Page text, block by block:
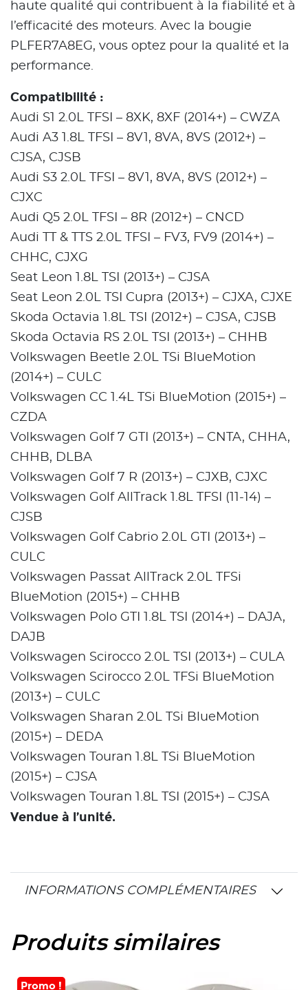
haute qualité qui contribuent à la fiabilité et à
l’efficacité des moteurs. Avec la bougie
PLFER7A8EG, vous optez pour la qualité et la
performance.
Compatibilité :
Audi S1 2.0L TFSI – 8XK, 8XF (2014+) – CWZA
Audi A3 1.8L TFSI – 8V1, 8VA, 8VS (2012+) –
CJSA, CJSB
Audi S3 2.0L TFSI – 8V1, 8VA, 8VS (2012+) –
CJXC
Audi Q5 2.0L TFSI – 8R (2012+) – CNCD
Audi TT & TTS 2.0L TFSI – FV3, FV9 (2014+) –
CHHC, CJXG
Seat Leon 1.8L TSI (2013+) – CJSA
Seat Leon 2.0L TSI Cupra (2013+) – CJXA, CJXE
Skoda Octavia 1.8L TSI (2012+) – CJSA, CJSB
Skoda Octavia RS 2.0L TSI (2013+) – CHHB
Volkswagen Beetle 2.0L TSi BlueMotion
(2014+) – CULC
Volkswagen CC 1.4L TSi BlueMotion (2015+) –
CZDA
Volkswagen Golf 7 GTI (2013+) – CNTA, CHHA,
CHHB, DLBA
Volkswagen Golf 7 R (2013+) – CJXB, CJXC
Volkswagen Golf AllTrack 1.8L TFSI (11-14) –
CJSB
Volkswagen Golf Cabrio 2.0L GTI (2013+) –
CULC
Volkswagen Passat AllTrack 2.0L TFSi
BlueMotion (2015+) – CHHB
Volkswagen Polo GTI 1.8L TSI (2014+) – DAJA,
DAJB
Volkswagen Scirocco 2.0L TSI (2013+) – CULA
Volkswagen Scirocco 2.0L TFSi BlueMotion
(2013+) – CULC
Volkswagen Sharan 2.0L TSi BlueMotion
(2015+) – DEDA
Volkswagen Touran 1.8L TSi BlueMotion
(2015+) – CJSA
Volkswagen Touran 1.8L TSI (2015+) – CJSA
Vendue à l’unité.
INFORMATIONS COMPLÉMENTAIRES
Produits similaires
Promo !